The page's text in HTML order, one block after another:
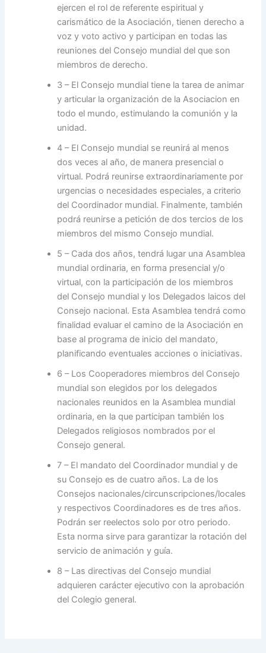
ejercen el rol de referente espiritual y
carismático de la Asociación, tienen derecho a
voz y voto activo y participan en todas las
reuniones del Consejo mundial del que son
miembros de derecho.
3 – El Consejo mundial tiene la tarea de animar
y articular la organización de la Asociacion en
todo el mundo, estimulando la comunión y la
unidad.
4 – El Consejo mundial se reunirá al menos
dos veces al año, de manera presencial o
virtual. Podrá reunirse extraordinariamente por
urgencias o necesidades especiales, a criterio
del Coordinador mundial. Finalmente, también
podrá reunirse a petición de dos tercios de los
miembros del mismo Consejo mundial.
5 – Cada dos años, tendrá lugar una Asamblea
mundial ordinaria, en forma presencial y/o
virtual, con la participación de los miembros
del Consejo mundial y los Delegados laicos del
Consejo nacional. Esta Asamblea tendrá como
finalidad evaluar el camino de la Asociación en
base al programa de inicio del mandato,
planificando eventuales acciones o iniciativas.
6 – Los Cooperadores miembros del Consejo
mundial son elegidos por los delegados
nacionales reunidos en la Asamblea mundial
ordinaria, en la que participan también los
Delegados religiosos nombrados por el
Consejo general.
7 – El mandato del Coordinador mundial y de
su Consejo es de cuatro años. La de los
Consejos nacionales/circunscripciones/locales
y respectivos Coordinadores es de tres años.
Podrán ser reelectos solo por otro periodo.
Esta norma sirve para garantizar la rotación del
servicio de animación y guía.
8 – Las directivas del Consejo mundial
adquieren carácter ejecutivo con la aprobación
del Colegio general.